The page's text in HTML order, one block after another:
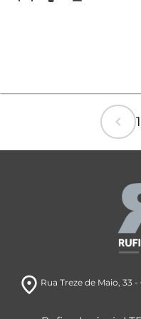
chevron_left
room Rua Treze de Maio, 33-